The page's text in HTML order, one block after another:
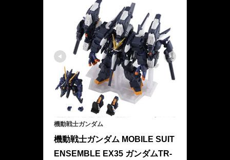
機動戦士ガンダム
機動戦士ガンダム MOBILE SUIT
ENSEMBLE EX35 ガンダムTR-